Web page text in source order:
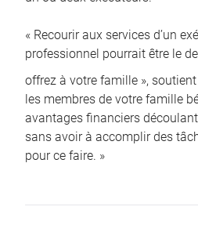
« Recourir aux services d’un
professionnel pourrait être le
offrez à votre famille », soutient
les membres de votre famille
avantages financiers
sans avoir à accomplir des
pour ce faire. »